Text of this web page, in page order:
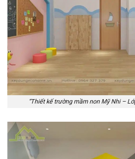
“Thiết kế trường mầm non Mỹ Nhi –